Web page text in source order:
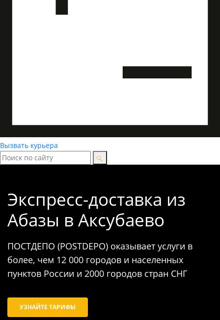
Вызвать курьера
Экспресс-доставка из
Абазы в Аксубаево
ПОСТДЕПО (POSTDEPO) оказывает услуги в
более, чем 12 000 городов и населенных
пунктов России и 2000 городов стран СНГ
УЗНАЙТЕ ТАРИФЫ